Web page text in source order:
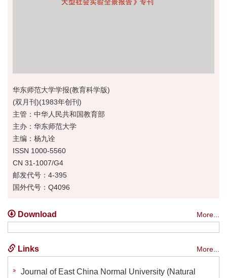
华东师范大学学报(教育科学版)
(双月刊)(1983年创刊)
主管：中华人民共和国教育部
主办：华东师范大学
主编：杨九诠
ISSN 1000-5560
CN 31-1007/G4
邮发代号：4-395
国外代号：Q4096
Download More...
Links More...
Journal of East China Normal University (Natural